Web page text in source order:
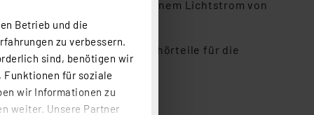
Betrieb und die
zu verbessern.
sind, benötigen wir
Funktionen für soziale
wir Informationen zu
weiter. Unsere Partner
Licht mit 3000 K und einem Lichtstrom von
werden, alle Zubehörteile für die